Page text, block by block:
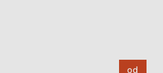
od